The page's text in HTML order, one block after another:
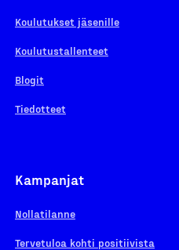
Koulutukset jäsenille
Koulutustallenteet
Blogit
Tiedotteet
Kampanjat
Nollatilanne
Tervetuloa kohti positiivista